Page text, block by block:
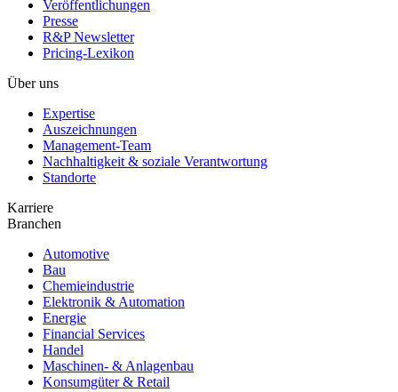
Veröffentlichungen
Presse
R&P Newsletter
Pricing-Lexikon
Über uns
Expertise
Auszeichnungen
Management-Team
Nachhaltigkeit & soziale Verantwortung
Standorte
Karriere
Branchen
Automotive
Bau
Chemieindustrie
Elektronik & Automation
Energie
Financial Services
Handel
Maschinen- & Anlagenbau
Konsumgüter & Retail